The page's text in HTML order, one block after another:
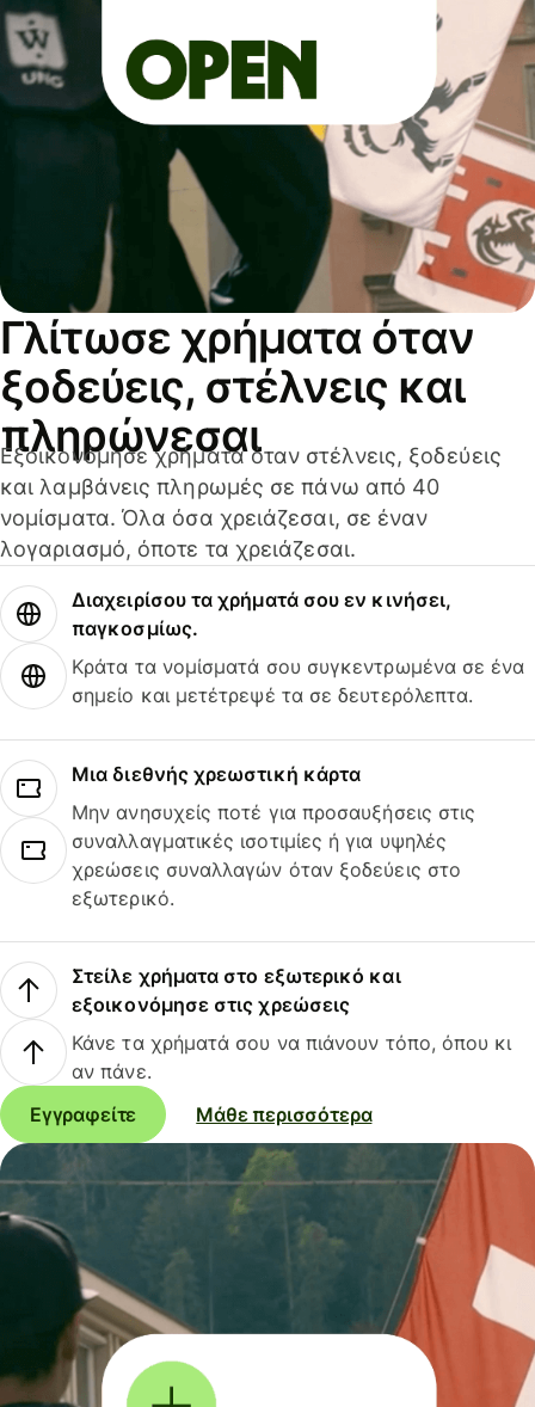
Γλίτωσε χρήματα όταν
ξοδεύεις, στέλνεις και
πληρώνεσαι
Εξοικονόμησε χρήματα όταν στέλνεις, ξοδεύεις
και λαμβάνεις πληρωμές σε πάνω από 40
νομίσματα. Όλα όσα χρειάζεσαι, σε έναν
λογαριασμό, όποτε τα χρειάζεσαι.
Διαχειρίσου τα χρήματά σου εν κινήσει,
παγκοσμίως.
Κράτα τα νομίσματά σου συγκεντρωμένα σε ένα
σημείο και μετέτρεψέ τα σε δευτερόλεπτα.
Μια διεθνής χρεωστική κάρτα
Μην ανησυχείς ποτέ για προσαυξήσεις στις
συναλλαγματικές ισοτιμίες ή για υψηλές
χρεώσεις συναλλαγών όταν ξοδεύεις στο
εξωτερικό.
Στείλε χρήματα στο εξωτερικό και
εξοικονόμησε στις χρεώσεις
Κάνε τα χρήματά σου να πιάνουν τόπο, όπου κι
αν πάνε.
Εγγραφείτε
Μάθε περισσότερα